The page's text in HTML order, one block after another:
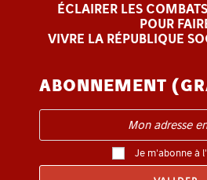
ÉCLAIRER LES
POUR
VIVRE LA RÉPUBLIQUE
ABONNEMENT
Je m'abonne à